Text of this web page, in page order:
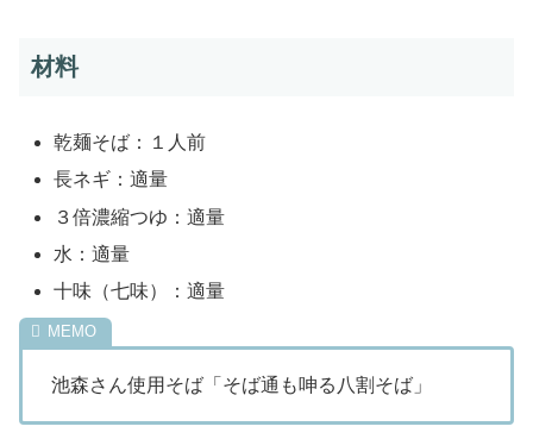
材料
乾麺そば：１人前
長ネギ：適量
３倍濃縮つゆ：適量
水：適量
十味（七味）：適量
池森さん使用そば「そば通も呻る八割そば」